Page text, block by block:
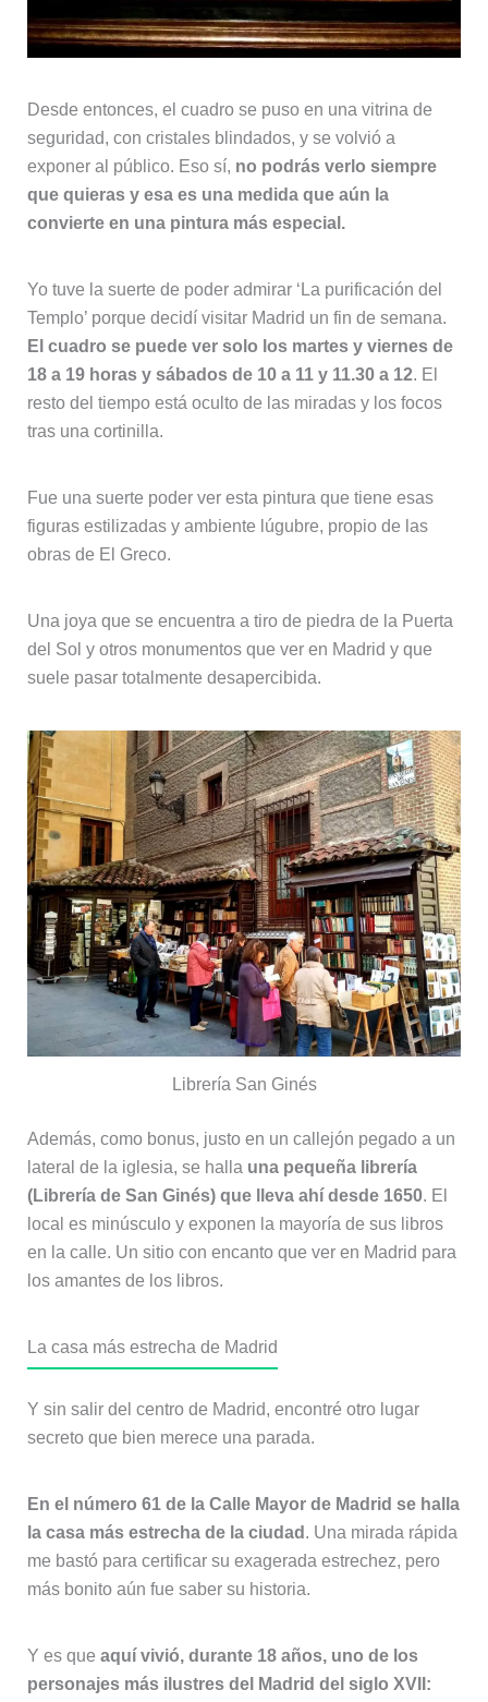
Desde entonces, el cuadro se puso en una vitrina de
seguridad, con cristales blindados, y se volvió a
exponer al público. Eso sí, no podrás verlo siempre
que quieras y esa es una medida que aún la
convierte en una pintura más especial.
Yo tuve la suerte de poder admirar ‘La purificación del
Templo’ porque decidí visitar Madrid un fin de semana.
El cuadro se puede ver solo los martes y viernes de
18 a 19 horas y sábados de 10 a 11 y 11.30 a 12. El
resto del tiempo está oculto de las miradas y los focos
tras una cortinilla.
Fue una suerte poder ver esta pintura que tiene esas
figuras estilizadas y ambiente lúgubre, propio de las
obras de El Greco.
Una joya que se encuentra a tiro de piedra de la Puerta
del Sol y otros monumentos que ver en Madrid y que
suele pasar totalmente desapercibida.
Librería San Ginés
Además, como bonus, justo en un callejón pegado a un
lateral de la iglesia, se halla una pequeña librería
(Librería de San Ginés) que lleva ahí desde 1650. El
local es minúsculo y exponen la mayoría de sus libros
en la calle. Un sitio con encanto que ver en Madrid para
los amantes de los libros.
La casa más estrecha de Madrid
Y sin salir del centro de Madrid, encontré otro lugar
secreto que bien merece una parada.
En el número 61 de la Calle Mayor de Madrid se halla
la casa más estrecha de la ciudad . Una mirada rápida
me bastó para certificar su exagerada estrechez, pero
más bonito aún fue saber su historia.
Y es que aquí vivió, durante 18 años, uno de los
personajes más ilustres del Madrid del siglo XVII: